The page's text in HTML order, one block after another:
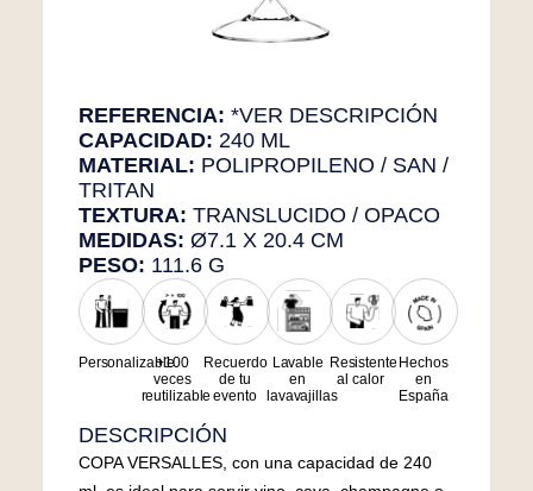
REFERENCIA: *VER DESCRIPCIÓN
CAPACIDAD: 240 ML
MATERIAL: POLIPROPILENO / SAN /
TRITAN
TEXTURA: TRANSLUCIDO / OPACO
MEDIDAS: Ø7.1 X 20.4 CM
PESO: 111.6 G
Personalizable+100
veces
reutilizable
Recuerdo
de tu
evento
Lavable
en
lavavajillas
Resistente
al calor
Hechos
en
España
DESCRIPCIÓN
COPA VERSALLES, con una capacidad de 240